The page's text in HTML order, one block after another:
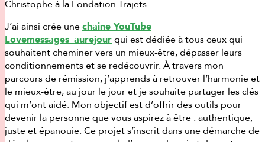
Christophe à la Fondation Trajets
J’ai ainsi crée unechaine YouTube
Lovemessages_aurejourqui est dédiée à tous ceux qui
souhaitent cheminer vers un mieux-être, dépasser leurs
conditionnements et se redécouvrir. À travers mon
parcours de rémission, j’apprends à retrouver l’harmonie et
le mieux-être, au jour le jour et je souhaite partager les clés
qui m’ont aidé. Mon objectif est d’offrir des outils pour
devenir la personne que vous aspirez à être : authentique,
juste et épanouie. Ce projet s’inscrit dans une démarche de